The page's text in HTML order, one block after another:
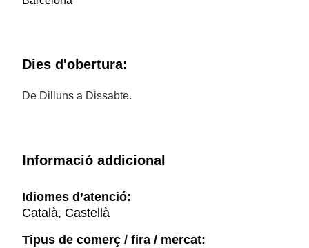
Dies d'obertura:
De Dilluns a Dissabte.
Informació addicional
Idiomes d’atenció:
Català, Castellà
Tipus de comerç / fira / mercat: